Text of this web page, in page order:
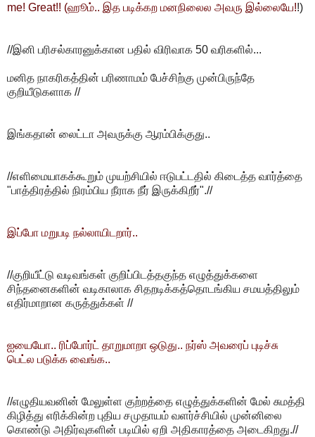
me! Great!! (ஹூம்.. இத படிக்கற மனநிலைல அவரு இல்லையே!!)
//இனி பரிசல்காரனுக்கான பதில் விரிவாக 50 வரிகளில்...
மனித நாகரிகத்தின் பரிணாமம் பேச்சிற்கு முன்பிருந்தே
குறியீடுகளாக //
இங்கதான் லைட்டா அவருக்கு ஆரம்பிக்குது..
//எளிமையாகக்கூறும் முயற்சியில் ஈடுபட்டதில் கிடைத்த வார்த்தை
"பாத்திரத்தில் நிரம்பிய நீராக நீர் இருக்கிறீர்".//
இப்போ மறுபடி நல்லாயிடறார்..
//குறியீட்டு வடிவங்கள் குறிப்பிடத்தகுந்த எழுத்துக்களை
சிந்தனைகளின் வடிகாலாக சிதறடிக்கத்தொடங்கிய சமயத்திலும்
எதிர்மாறான கருத்துக்கள் //
ஐயையோ.. ரிப்போர்ட் தாறுமாறா ஒடுது.. நர்ஸ் அவரைப் புடிச்சு
பெட்ல படுக்க வைங்க..
//எழுதியவனின் மேலுள்ள குற்றத்தை எழுத்துக்களின் மேல் சுமத்தி
கிழித்து எரிக்கின்ற புதிய சமுதாயம் வளர்ச்சியில் முன்னிலை
கொண்டு அதிர்வுகளின் படியில் ஏறி அதிகாரத்தை அடைகிறது.//